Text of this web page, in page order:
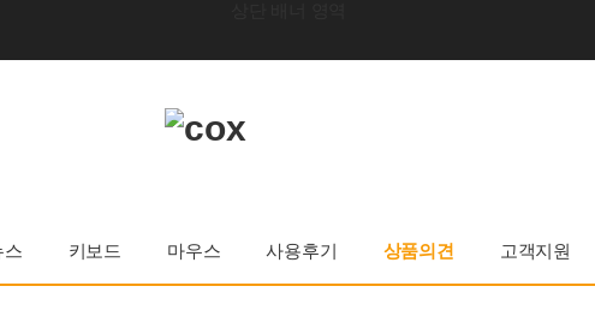
스 키보드 마우스 사용후기 상품의견 고객지원